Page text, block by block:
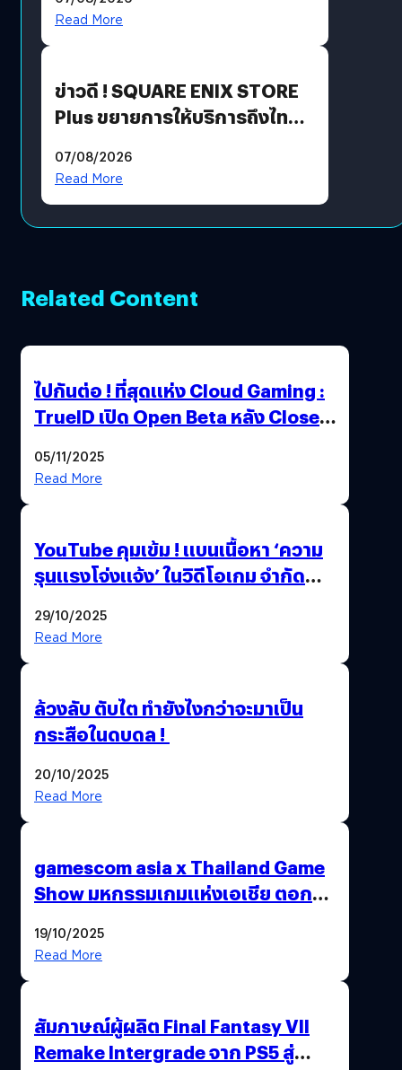
Read More
ข่าวดี ! SQUARE ENIX STORE
Plus ขยายการให้บริการถึงไทย
โดยตรง
07/08/2026
Read More
Related Content
ไปกันต่อ ! ที่สุดแห่ง Cloud Gaming :
TrueID เปิด Open Beta หลัง Close
Thailand Game Show 2025 ทะลุ 15
05/11/2025
Read More
YouTube คุมเข้ม ! แบนเนื้อหา ‘ความ
รุนแรงโจ่งแจ้ง’ ในวิดีโอเกม จำกัด
29/10/2025
Read More
ล้วงลับ ตับไต ทำยังไงกว่าจะมาเป็น
กระสือในดบดล !
20/10/2025
Read More
gamescom asia x Thailand Game
Show มหกรรมเกมแห่งเอเชีย ตอกย้ำ
พาณิชย์ร่วมชูความสำเร็จ
19/10/2025
Read More
สัมภาษณ์ผู้ผลิต Final Fantasy VII
Remake Intergrade จาก PS5 สู่